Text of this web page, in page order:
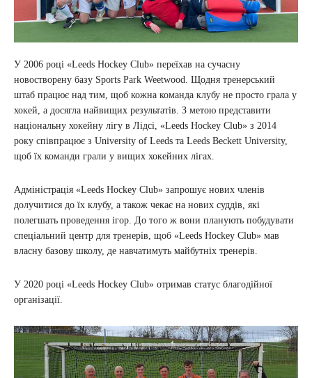
У 2006 році «Leeds Hockey Club» переїхав на сучасну
новостворену базу Sports Park Weetwood. Щодня тренерський
штаб працює над тим, щоб кожна команда клубу не просто грала у
хокей, а досягла найвищих результатів. З метою представити
національну хокейну лігу в Лідсі, «Leeds Hockey Club» з 2014
року співпрацює з University of Leeds та Leeds Beckett University,
щоб їх команди грали у вищих хокейних лігах.
Адміністрація «Leeds Hockey Club» запрошує нових членів
долучитися до їх клубу, а також чекає на нових суддів, які
полегшать проведення ігор. До того ж вони планують побудувати
спеціальний центр для тренерів, щоб «Leeds Hockey Club» мав
власну базову школу, де навчатимуть майбутніх тренерів.
У 2020 році «Leeds Hockey Club» отримав статус благодійної
організації.